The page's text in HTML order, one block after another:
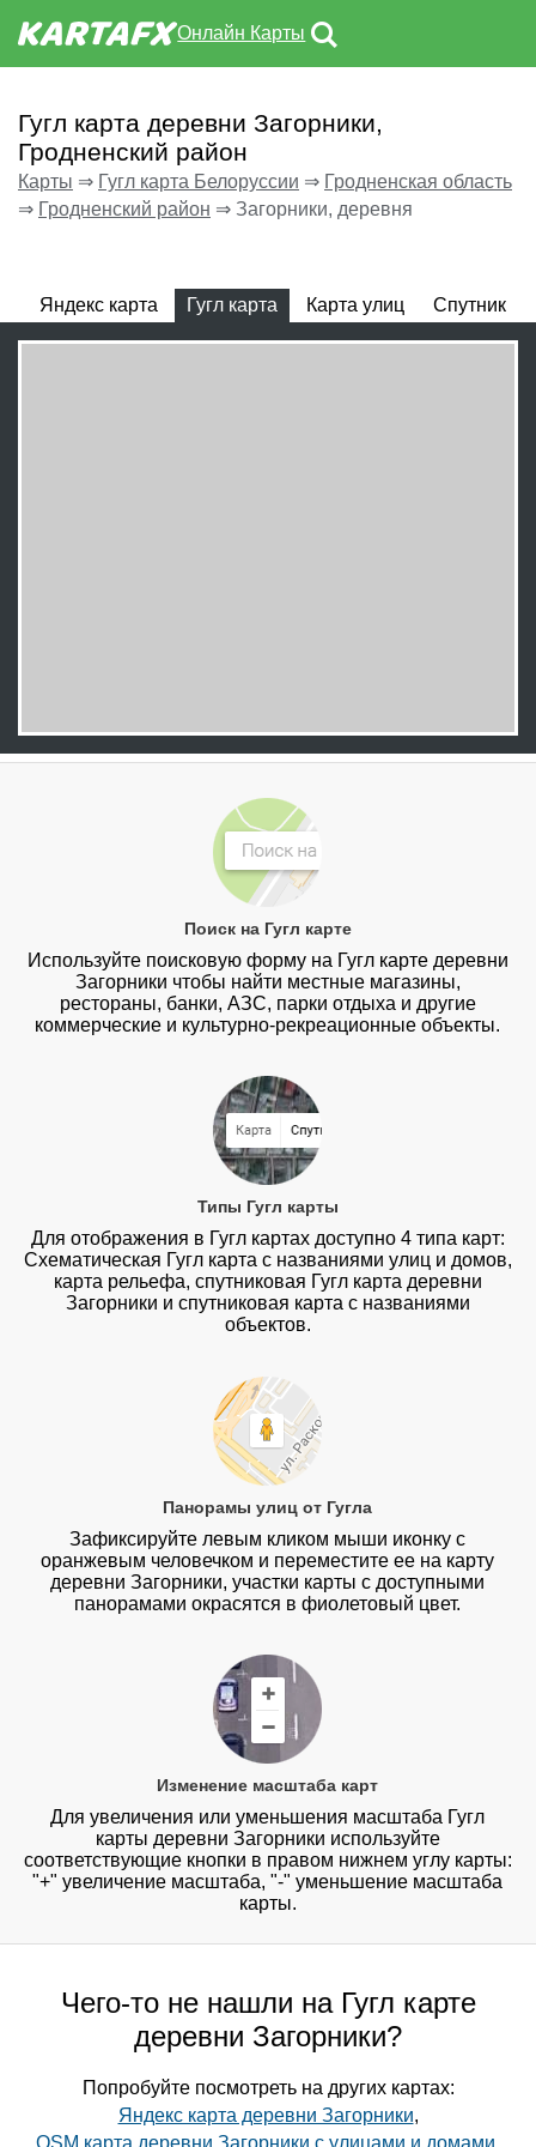
Онлайн Карты
Гугл карта деревни Загорники,
Гродненский район
Карты ⇒ Гугл карта Белоруссии ⇒ Гродненская область
⇒ Гродненский район ⇒ Загорники, деревня
Яндекс карта Гугл карта Карта улиц Спутник
Поиск на Гугл карте
Используйте поисковую форму на Гугл карте деревни
Загорники чтобы найти местные магазины,
рестораны, банки, АЗС, парки отдыха и другие
коммерческие и культурно-рекреационные объекты.
Типы Гугл карты
Для отображения в Гугл картах доступно 4 типа карт:
Схематическая Гугл карта с названиями улиц и домов,
карта рельефа, спутниковая Гугл карта деревни
Загорники и спутниковая карта с названиями
объектов.
Панорамы улиц от Гугла
Зафиксируйте левым кликом мыши иконку с
оранжевым человечком и переместите ее на карту
деревни Загорники, участки карты с доступными
панорамами окрасятся в фиолетовый цвет.
Изменение масштаба карт
Для увеличения или уменьшения масштаба Гугл
карты деревни Загорники используйте
соответствующие кнопки в правом нижнем углу карты:
"+" увеличение масштаба, "-" уменьшение масштаба
карты.
Чего-то не нашли на Гугл карте
деревни Загорники?
Попробуйте посмотреть на других картах:
Яндекс карта деревни Загорники,